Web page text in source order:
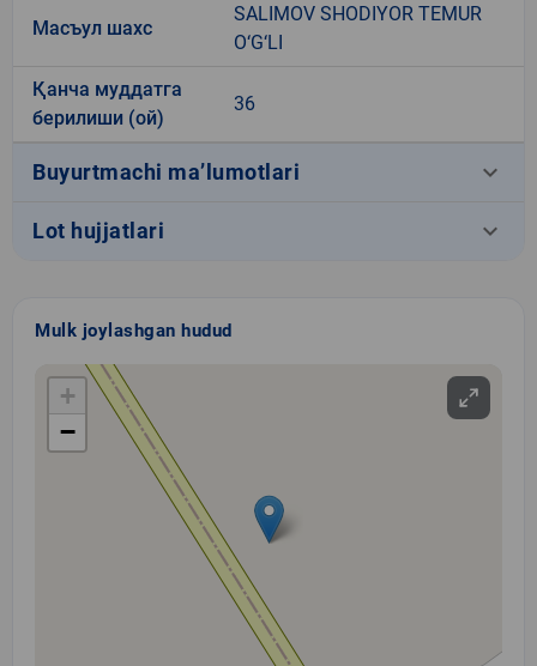
Масъул шахс
SALIMOV SHODIYOR TEMUR
O‘G‘LI
Қанча муддатга
берилиши (ой)
36
Buyurtmachi ma’lumotlari keyboard_arrow_down
Lot hujjatlari keyboard_arrow_down
Mulk joylashgan hudud
+
−